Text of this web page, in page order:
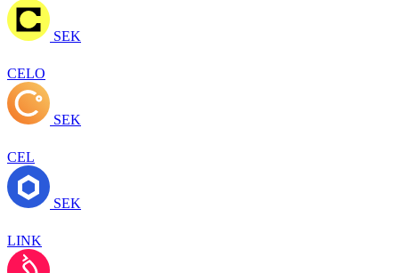
SEK
CELO
SEK
CEL
SEK
LINK